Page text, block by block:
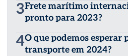
3Frete marítimo
pronto para 2023?
4O que podemos esperar
transporte em 2024?